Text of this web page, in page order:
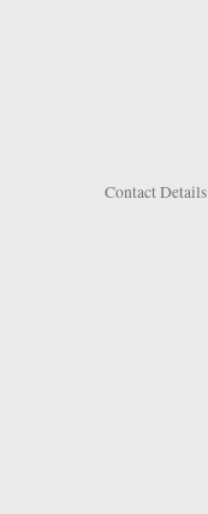
Contact Details